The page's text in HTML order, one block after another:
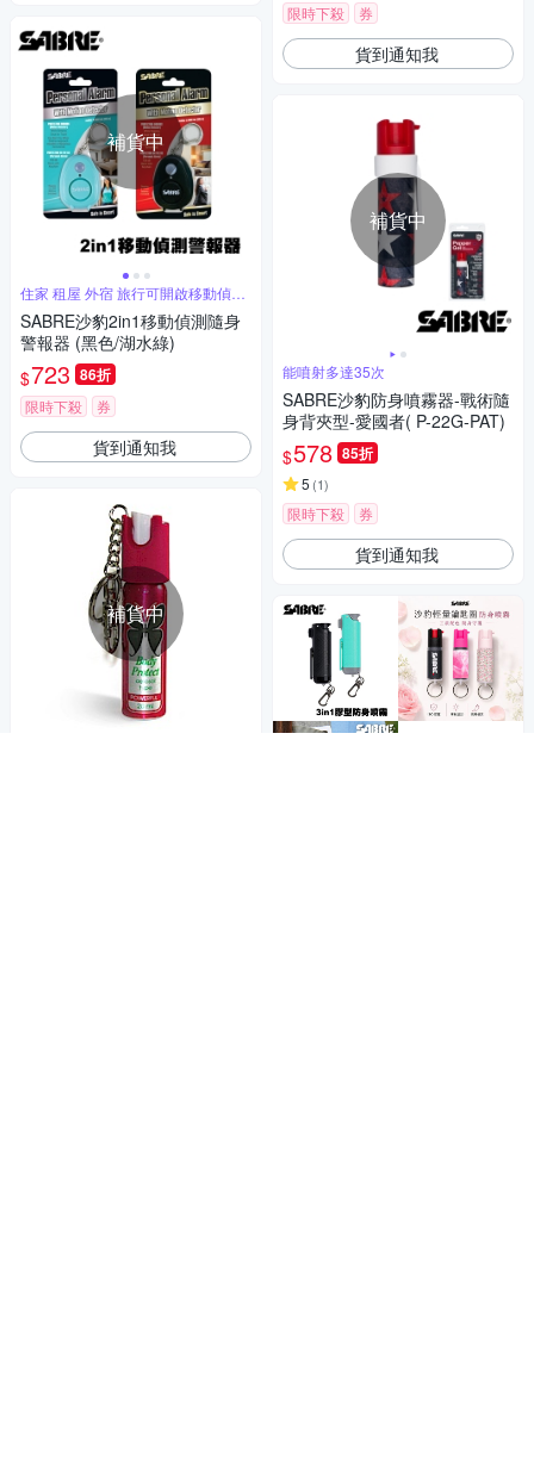
補貨中
住家 租屋 外宿 旅行可開啟移動偵測
模式
SABRE沙豹2in1移動偵測隨身
警報器 (黑色/湖水綠)
$723 86折
限時下殺 券
貨到通知我
補貨中
限時下殺 券
貨到通知我
補貨中
能噴射多達35次
SABRE沙豹防身噴霧器-戰術隨
身背夾型-愛國者( P-22G-PAT)
$578 85折
5 (1)
限時下殺 券
貨到通知我